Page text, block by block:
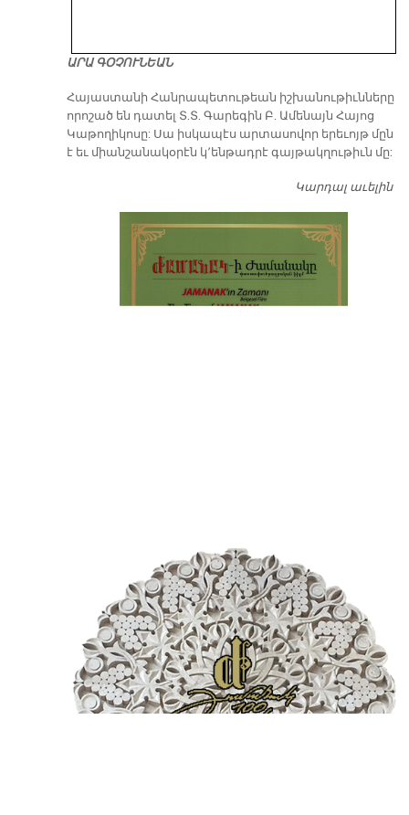
ԱՐԱ ԳՕՉՈՒՆԵԱՆ
​Հայաստանի Հանրապետութեան իշխանութիւնները
որոշած են դատել Տ.Տ. Գարեգին Բ. Ամենայն Հայոց
Կաթողիկոսը: Սա իսկապէս արտասովոր երեւոյթ մըն
է եւ միանշանակօրէն կ՚ենթադրէ գայթակղութիւն մը:
Կարդալ աւելին